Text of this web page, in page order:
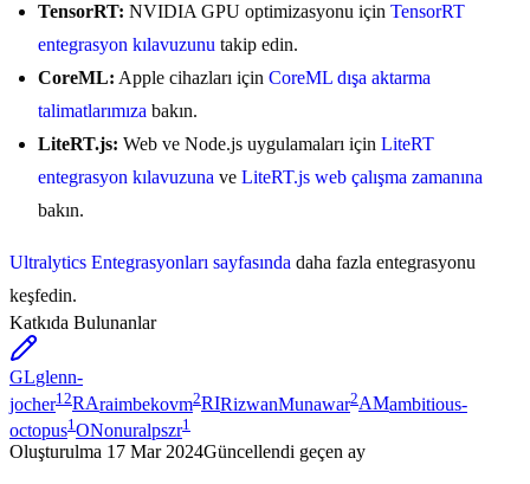
TensorRT: NVIDIA GPU optimizasyonu için TensorRT
entegrasyon kılavuzunu takip edin.
CoreML: Apple cihazları için CoreML dışa aktarma
talimatlarımıza bakın.
LiteRT.js: Web ve Node.js uygulamaları için LiteRT
entegrasyon kılavuzuna ve LiteRT.js web çalışma zamanına
bakın.
Ultralytics Entegrasyonları sayfasında daha fazla entegrasyonu
keşfedin.
Katkıda Bulunanlar
GLglenn-
jocher12RAraimbekovm2RIRizwanMunawar2AMambitious-
octopus1 ONonuralpszr1
Oluşturulma 17 Mar 2024Güncellendi geçen ay